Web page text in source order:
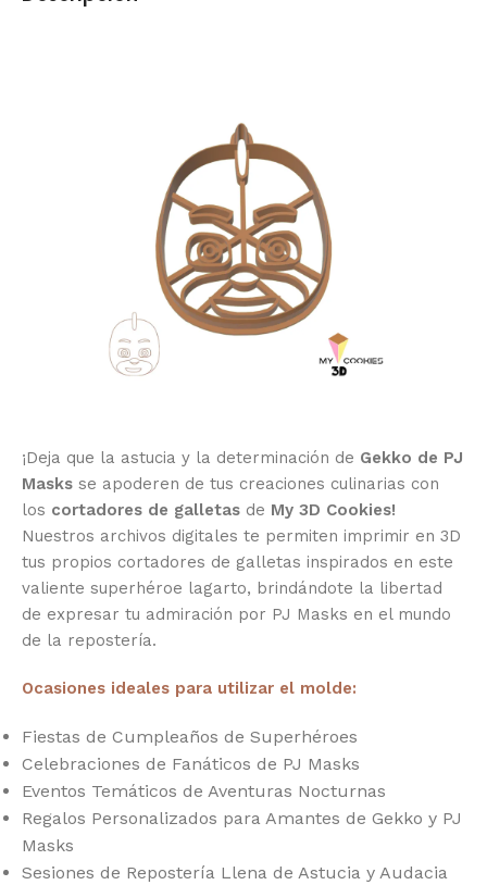
¡Deja que la astucia y la determinación de Gekko de PJ
Masks se apoderen de tus creaciones culinarias con
los cortadores de galletas de My 3D Cookies!
Nuestros archivos digitales te permiten imprimir en 3D
tus propios cortadores de galletas inspirados en este
valiente superhéroe lagarto, brindándote la libertad
de expresar tu admiración por PJ Masks en el mundo
de la repostería.
Ocasiones ideales para utilizar el molde:
Fiestas de Cumpleaños de Superhéroes
Celebraciones de Fanáticos de PJ Masks
Eventos Temáticos de Aventuras Nocturnas
Regalos Personalizados para Amantes de Gekko y PJ
Masks
Sesiones de Repostería Llena de Astucia y Audacia